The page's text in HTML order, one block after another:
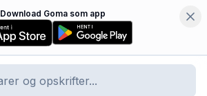
Download Goma som app